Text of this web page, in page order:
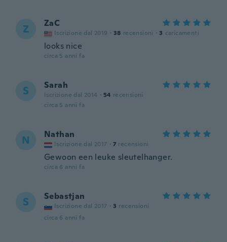
Z ZaC
Iscrizione dal 2019 · 38 recensioni · 3 caricamenti
looks nice
circa 5 anni fa
S Sarah
Iscrizione dal 2014 · 54 recensioni
circa 5 anni fa
N Nathan
Iscrizione dal 2017 · 7 recensioni
Gewoon een leuke sleutelhanger.
circa 6 anni fa
S Sebastjan
Iscrizione dal 2017 · 3 recensioni
circa 6 anni fa